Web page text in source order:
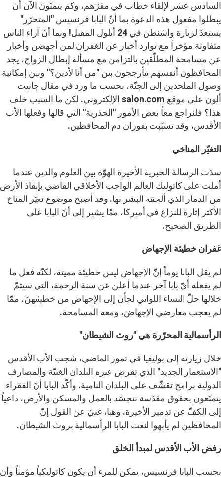
السادس عشر لإلقاء خطاب في مقرّهم، وكم يتمنّون الآن أن
يبطلوا مفعول هذه الدعوة بما أنّ البابا فرنسيس "المتحرّر"
يستعدّ لزيارة واشنطن في 24 أيلول المقبل! وبما أنّ آراء الناس
متفاوتة مؤخراً مع توارد أخبار عن الغفران لمن أجهضن وأخبار
عن مسامحة المطلّقين بالتزامن مع مسألة إبطال الزواج، يجد
المحافظون أنفسهم يتأرجحون بين "من أنا لأدين؟" وبين إمكانية
وصول الملحدين إلى الجنّة، بحسب ما ورد في مقال جانيت
ألون على موقع salon.com الإلكتروني. لكن ما السبب خلف
هذا؟ فلنراجع معاً بعض الأمور "الجذرية" التي قالها وفعلها الأب
الأقدس، وقد تسبّبت بفوران دم المحافظين.
التغيّر المناخي
سدّت الرسالة الحبرية الأخيرة الهوّة بين العلوم والدين عندما
أملت على كاثوليك العالم الواجب الأخلاقي القاضي بإنقاذ الأرض
من الدمار الذي ألحقه البشر بها. وقد أصبح موضوع تغيّر المناخ
الأكثر إثارة للنزاع في أميركا، ممّا يشير إلى أنّ البابا على
الطريق الصحيح.
غفران خطيئة الإجهاض
لم يقل البابا يوماً إنّ الإجهاض ليس خطيئة مميتة، لكنّه فعل ما
لم يفعله أيّ بابا آخر عندما أعلن عن سنة الرحمة، التي سيتمّ
خلالها حلّ النساء اللواتي لجأن إلى الإجهاض من خطيئتهنّ، ممّا
لم يعجب معارضي الإجهاض، ومعه المسامحة.
الرأسمالية المحرّرة هي "روث الشيطان"
خلال زيارته إلى بوليفيا في تموز الماضي، شجب الأب الأقدس
"الاستعمار الجديد" الذي تفرض عبره البلدان الغنيّة والمصارف
الدولية برامج تقشّف على البلدان النامية. وأكّد البابا أنّ الفقراء
يتمتّعون بحقوق مقدّسة تتجسّد بالعمل والمسكن والأرض، داعياً
إلى الكفّ عن تدمير الأخيرة. وهنا، غنيّ عن القول إنّ
المحافظين لم يأبهوا لنعت البابا الرأسمالية بروث الشيطان.
رفض الأب الأقدس لمبدأ الخلق
بحسب البابا فرنسيس، يمكن للمرء أن يكون كاثوليكياً مؤمناً وأن